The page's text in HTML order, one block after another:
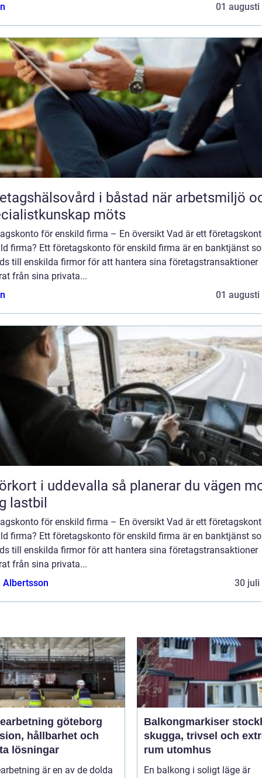
01 augusti
i båstad när arbetsmiljö och
möts
för enskild firma – En översikt Vad är ett
firma? Ett företagskonto för enskild firma är en banktjänst
till enskilda firmor för att hantera sina företagstransaktioner
från sina privata...
01 augusti
i uddevalla så planerar du vägen mot
lastbil
för enskild firma – En översikt Vad är ett
firma? Ett företagskonto för enskild firma är en banktjänst
till enskilda firmor för att hantera sina företagstransaktioner
från sina privata...
Albertsson
30 juli
göteborg
hållbarhet och
lösningar
är en av de dolda
Balkongmarkiser
skugga, trivsel och
rum utomhus
En balkong i soligt läge är